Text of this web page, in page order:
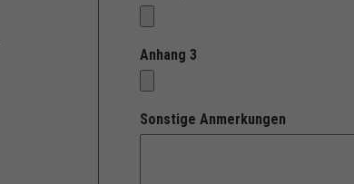
Anhang 3
Sonstige Anmerkungen